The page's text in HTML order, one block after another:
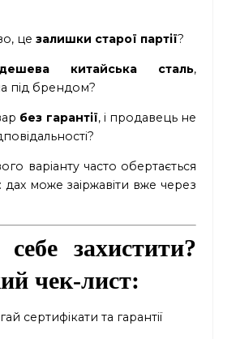
цезалишки старої партії?
дешева китайська сталь,
під брендом?
без гарантії, і продавець не
варіанту часто обертається
може заіржавіти вже через
захистити?
чек-лист:
сертифікати та гарантії